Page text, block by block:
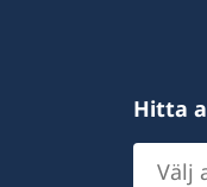
Hitta
Välj